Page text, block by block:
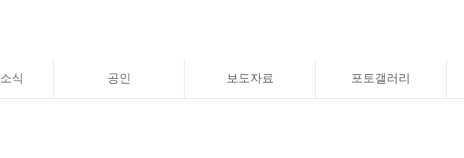
식 공인 보도자료 포토갤러리